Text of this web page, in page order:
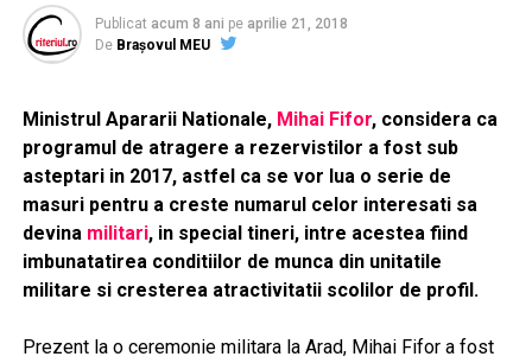
Publicat acum 8 ani pe aprilie 21, 2018
De Brașovul MEU
Ministrul Apararii Nationale, Mihai Fifor, considera ca
programul de atragere a rezervistilor a fost sub
asteptari in 2017, astfel ca se vor lua o serie de
masuri pentru a creste numarul celor interesati sa
devina militari, in special tineri, intre acestea fiind
imbunatatirea conditiilor de munca din unitatile
militare si cresterea atractivitatii scolilor de profil.
Prezent la o ceremonie militara la Arad, Mihai Fifor a fost